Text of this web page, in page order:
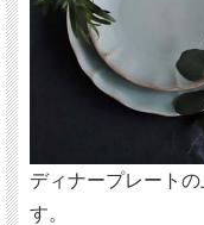
ディナープレート
す。